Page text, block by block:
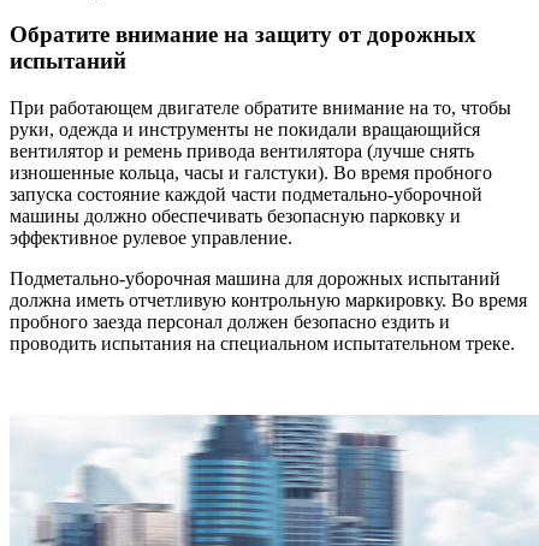
Обратите внимание на защиту от дорожных
испытаний
При работающем двигателе обратите внимание на то, чтобы
руки, одежда и инструменты не покидали вращающийся
вентилятор и ремень привода вентилятора (лучше снять
изношенные кольца, часы и галстуки). Во время пробного
запуска состояние каждой части подметально-уборочной
машины должно обеспечивать безопасную парковку и
эффективное рулевое управление.
Подметально-уборочная машина для дорожных испытаний
должна иметь отчетливую контрольную маркировку. Во время
пробного заезда персонал должен безопасно ездить и
проводить испытания на специальном испытательном треке.